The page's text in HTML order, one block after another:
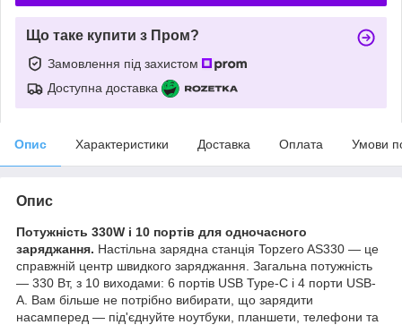
Що таке купити з Пром?
Замовлення під захистом
Доступна доставка
Опис Характеристики Доставка Оплата Умови
Опис
Потужність 330W і 10 портів для одночасного
заряджання. Настільна зарядна станція Topzero AS330 — це
справжній центр швидкого заряджання. Загальна потужність
— 330 Вт, з 10 виходами: 6 портів USB Type-C і 4 порти USB-
A. Вам більше не потрібно вибирати, що зарядити
насамперед — під'єднуйте ноутбуки, планшети, телефони та